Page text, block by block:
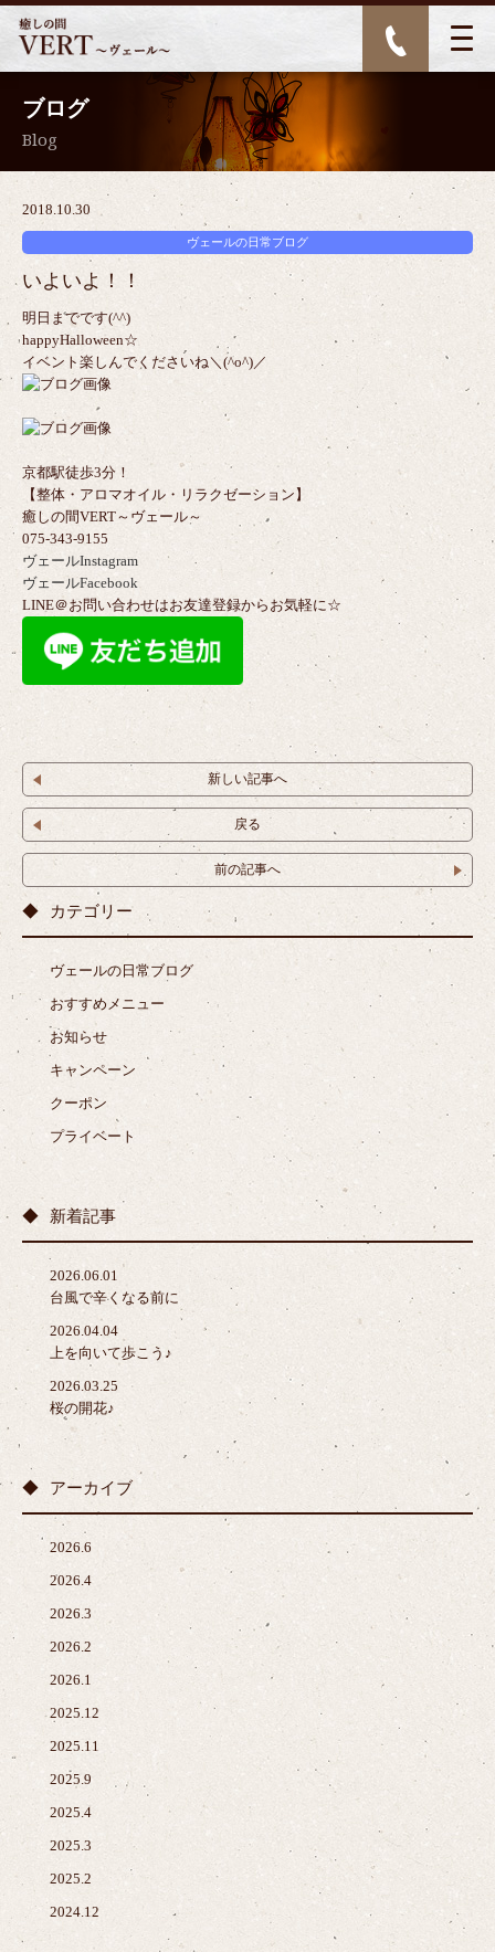
ブログ
Blog
2018.10.30
ヴェールの日常ブログ
いよいよ！！
明日までです(^^)
happyHalloween☆
イベント楽しんでくださいね＼(^o^)／
京都駅徒歩3分！
【整体・アロマオイル・リラクゼーション】
癒しの間VERT～ヴェール～
075-343-9155
ヴェールInstagram
ヴェールFacebook
LINE＠お問い合わせはお友達登録からお気軽に☆
新しい記事へ
戻る
前の記事へ
カテゴリー
ヴェールの日常ブログ
おすすめメニュー
お知らせ
キャンペーン
クーポン
プライベート
新着記事
2026.06.01
台風で辛くなる前に
2026.04.04
上を向いて歩こう♪
2026.03.25
桜の開花♪
アーカイブ
2026.6
2026.4
2026.3
2026.2
2026.1
2025.12
2025.11
2025.9
2025.4
2025.3
2025.2
2024.12